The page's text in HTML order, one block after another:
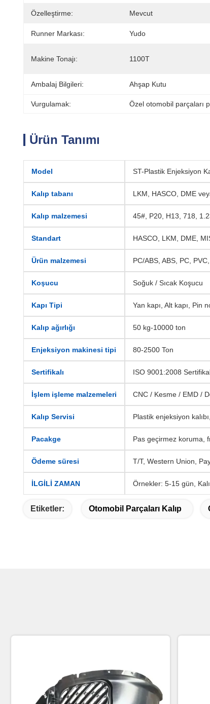
Özelleştirme: Mevcut
Runner Markası: Yudo
Makine Tonajı: 1100T
Ambalaj Bilgileri: Ahşap Kutu
Vurgulamak: Özel otomobil parçaları
Ürün Tanımı
Model ST-Plastik Enjeksiyon
Kalıp tabanı LKM, HASCO, DME
Kalıp malzemesi 45#, P20, H13, 718,
Standart HASCO, LKM, DME,
Ürün malzemesi PC/ABS, ABS, PC,
Koşucu Soğuk / Sıcak Koşucu
Kapı Tipi Yan kapı, Alt kapı, Pin
Kalıp ağırlığı 50 kg-10000 ton
Enjeksiyon makinesi tipi 80-2500 Ton
Sertifikalı ISO 9001:2008
İşlem işleme malzemeleri CNC / Kesme / EMD /
Kalıp Servisi Plastik enjeksiyon
Pacakge Pas geçirmez koruma,
Ödeme süresi T/T, Western Union,
İLGİLİ ZAMAN Örnekler: 5-15 gün,
Etiketler: Otomobil Parçaları Kalıp